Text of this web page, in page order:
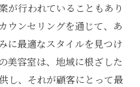
が行われていることもあり
ウンセリングを通じて、あ
に最適なスタイルを見つけ
美容室は、地域に根ざした
し、それが顧客にとって最